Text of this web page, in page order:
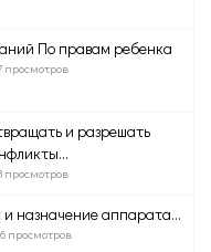
По правам ребенка
просмотров
и разрешать
просмотров
и назначение аппарата...
просмотров